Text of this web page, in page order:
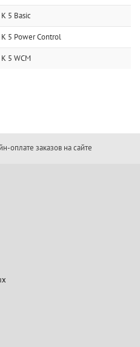
5 Basic
5 Power Control
5 WCM
оплате заказов на сайте